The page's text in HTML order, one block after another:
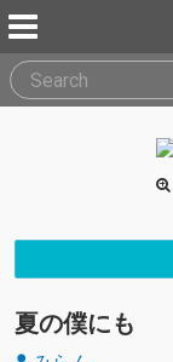
夏の僕にも